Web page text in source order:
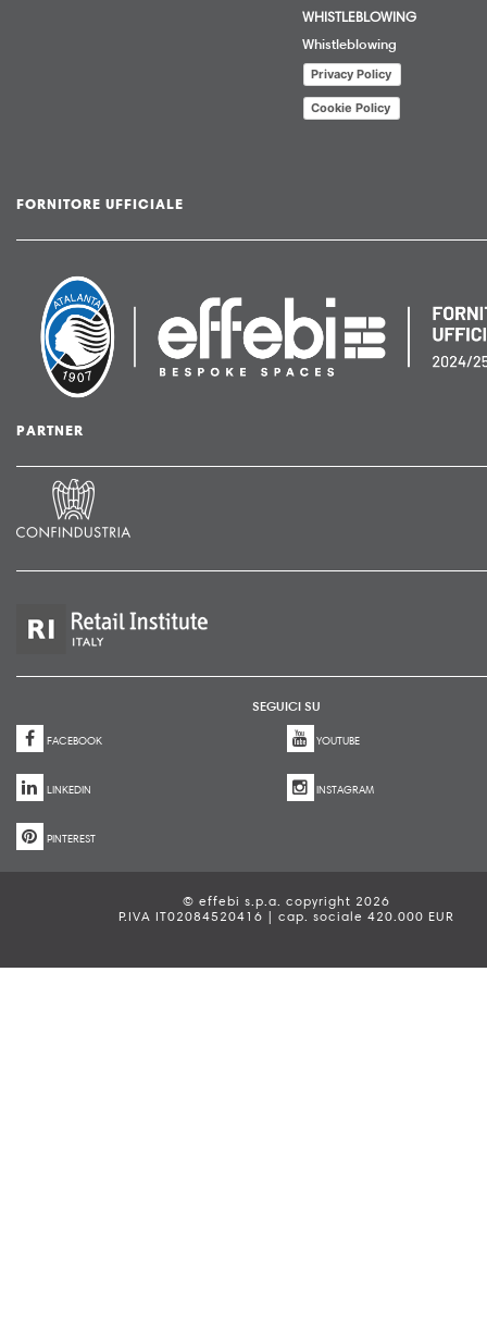
WHISTLEBLOWING
Whistleblowing
Privacy Policy
Cookie Policy
FORNITORE UFFICIALE
PARTNER
SEGUICI SU
FACEBOOK YOUTUBE
LINKEDIN INSTAGRAM
PINTEREST
© effebi s.p.a. copyright 2026
P.IVA IT02084520416 | cap. sociale 420.000 EUR